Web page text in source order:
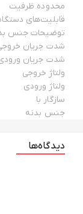
محدوده ظرفیت
قابلیت‌های
توضیحات جنس
شدت جریان
شدت جریان
ولتاژ خروجی
ولتاژ ورودی
سازگار با
جنس بدنه
دیدگاه‌ها